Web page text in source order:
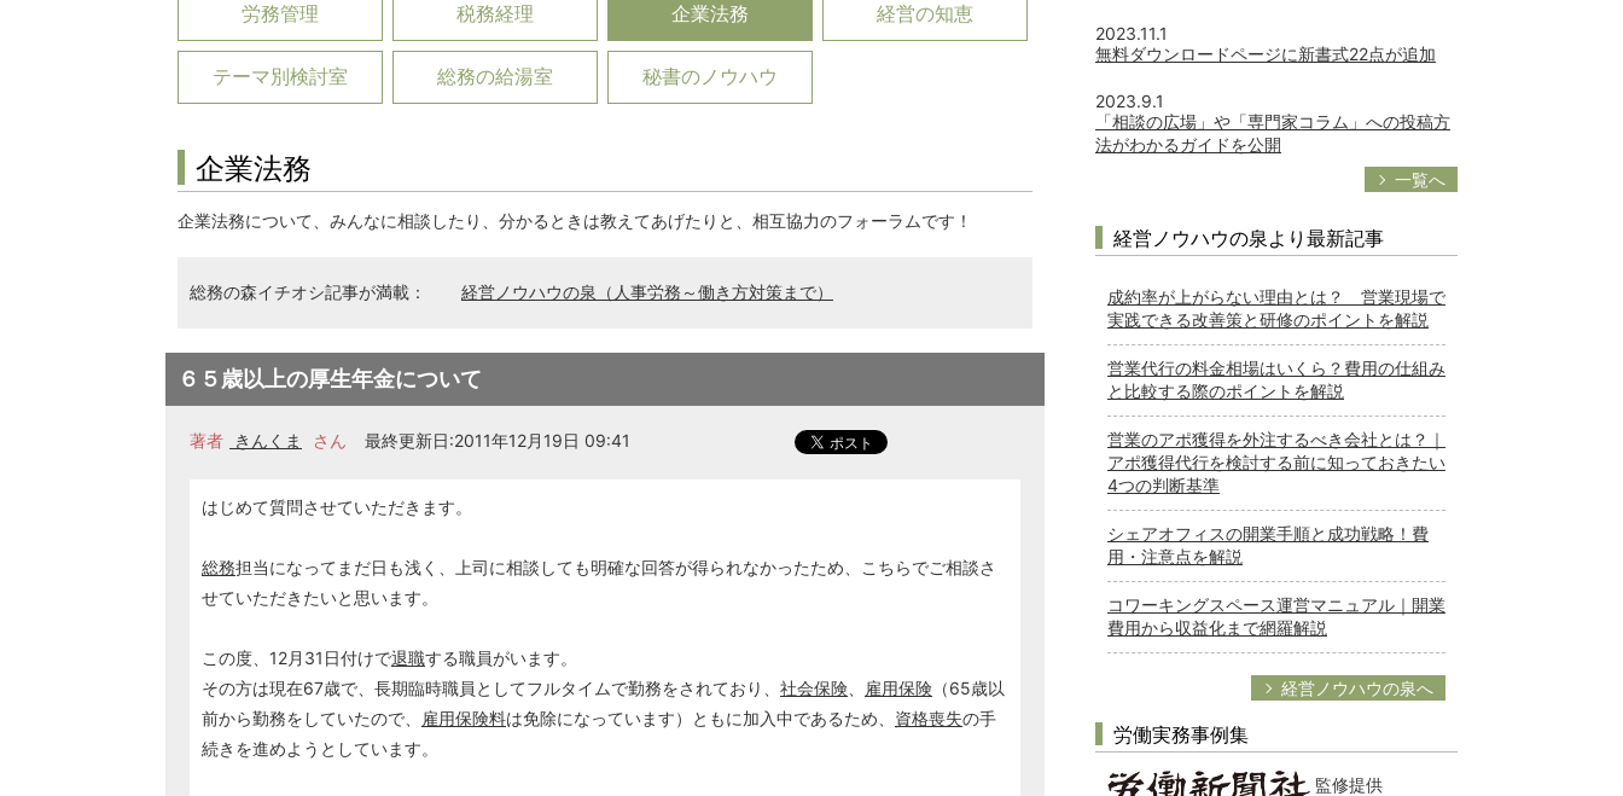
労務管理 税務経理 企業法務 経営の知恵
テーマ別検討室 総務の給湯室 秘書のノウハウ
企業法務
企業法務について、みんなに相談したり、分かるときは教えてあげたりと、相互協力のフォーラムです！
総務の森イチオシ記事が満載： 経営ノウハウの泉（人事労務～働き方対策まで）
６５歳以上の厚生年金について
著者 きんくま さん 最終更新日:2011年12月19日 09:41
はじめて質問させていただきます。
総務担当になってまだ日も浅く、上司に相談しても明確な回答が得られなかったため、こちらでご相談さ
せていただきたいと思います。
この度、12月31日付けで退職する職員がいます。
その方は現在67歳で、長期臨時職員としてフルタイムで勤務をされており、 社会保険 雇用保険 （65歳以
前から勤務をしていたので、
雇用保険料は免除になっています）ともに加入中であるため、 資格喪失の手
続きを進めようとしています。
2023.11.1
無料ダウンロードページに新書式22点が追加
2023.9.1
「相談の広場」や「専門家コラム」への投稿方
法がわかるガイドを公開
一覧へ
経営ノウハウの泉より最新記事
成約率が上がらない理由とは？ 営業現場で
実践できる改善策と研修のポイントを解説
営業代行の料金相場はいくら？費用の仕組み
と比較する際のポイントを解説
営業のアポ獲得を外注するべき会社とは？｜
アポ獲得代行を検討する前に知っておきたい
4つの判断基準
シェアオフィスの開業手順と成功戦略！費
用・注意点を解説
コワーキングスペース運営マニュアル｜開業
費用から収益化まで網羅解説
経営ノウハウの泉へ
労働実務事例集
監修提供